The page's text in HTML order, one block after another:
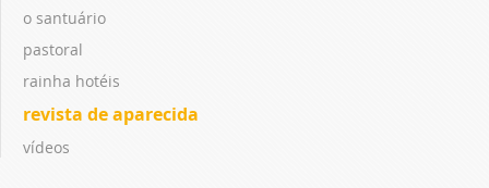
o santuário
pastoral
rainha hotéis
revista de aparecida
vídeos